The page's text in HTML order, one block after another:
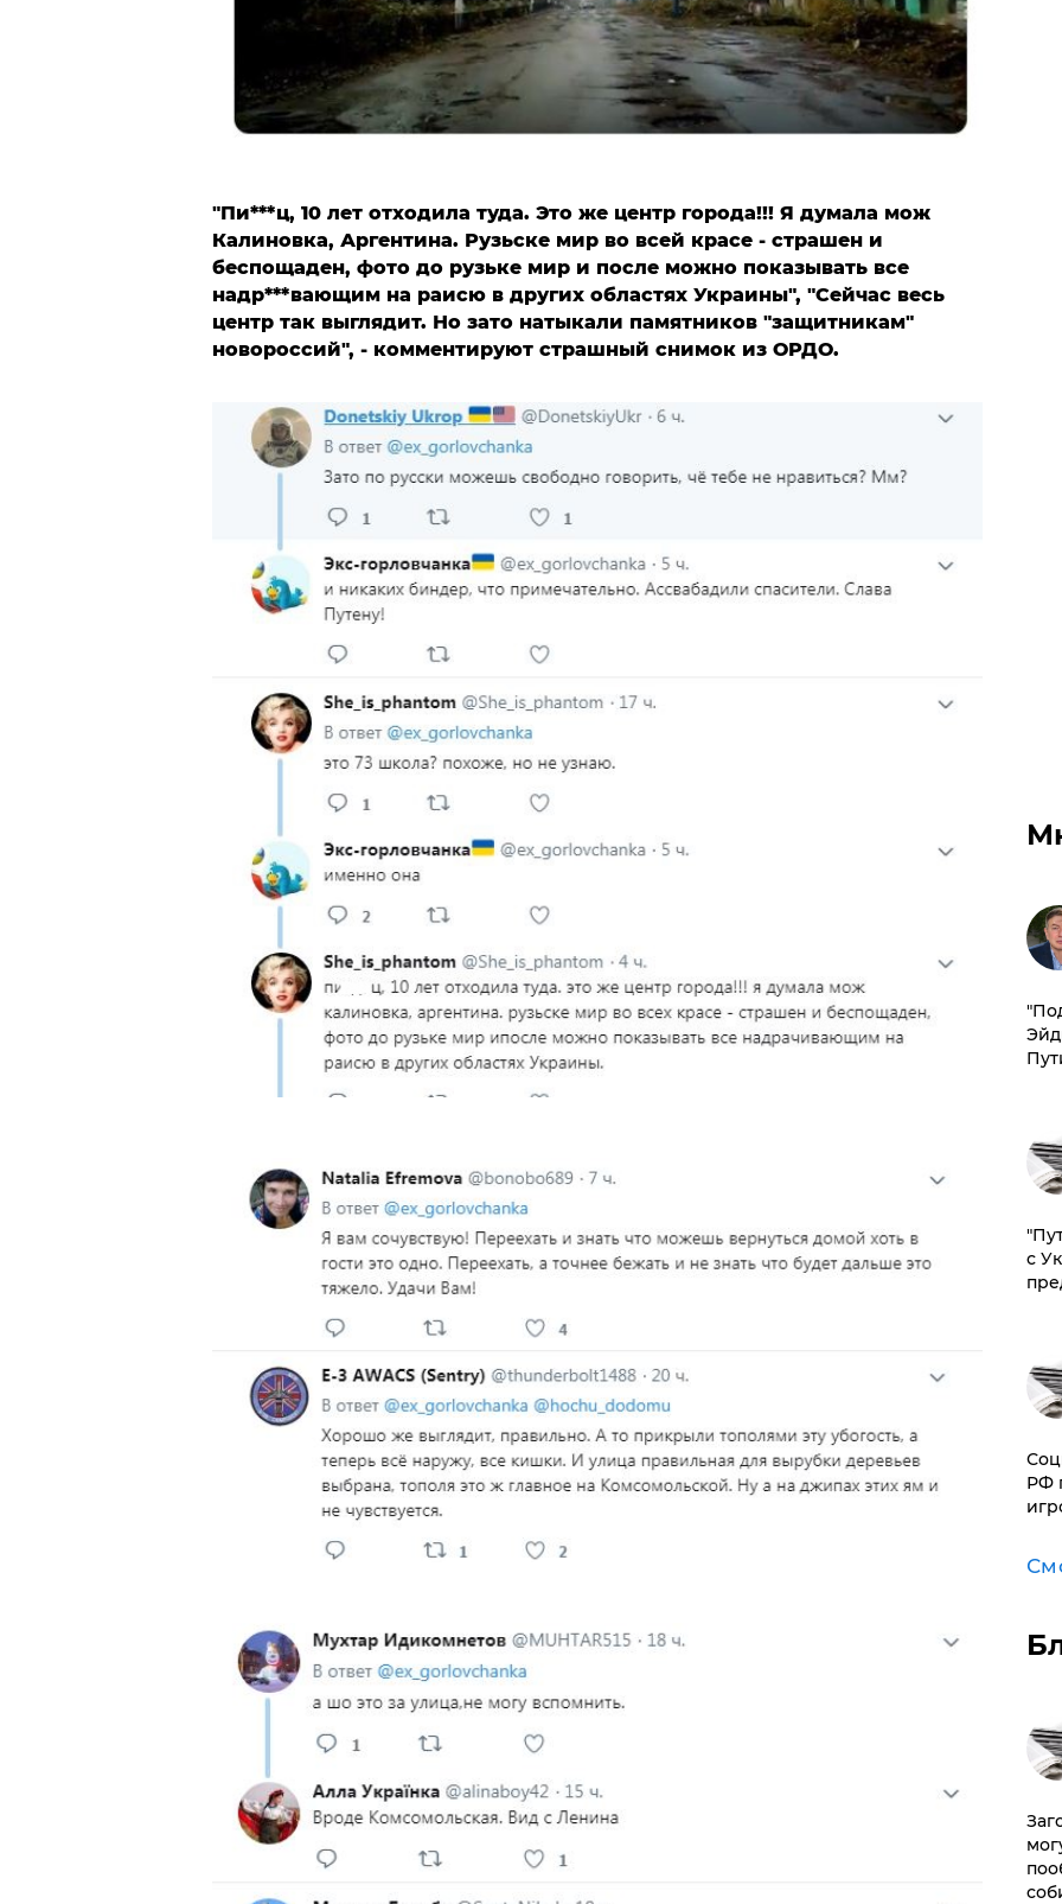
"Пи***ц, 10 лет отходила туда. Это же центр города!!! Я думала мож
Калиновка, Аргентина. Рузьске мир во всей красе - страшен и
беспощаден, фото до рузьке мир и после можно показывать все
надр***вающим на раисю в других областях Украины", "Сейчас весь
центр так выглядит. Но зато натыкали памятников "защитникам"
новороссий", - комментируют страшный снимок из ОРДО.
с
РФ